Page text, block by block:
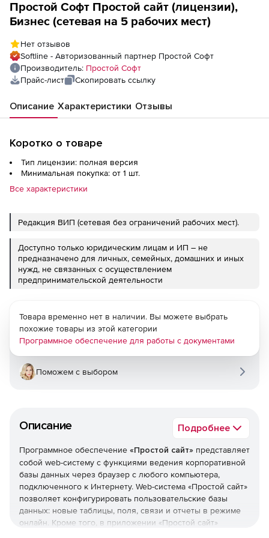
Простой Софт Простой сайт (лицензии),
Бизнес (сетевая на 5 рабочих мест)
Нет отзывов
Softline - Авторизованный партнер Простой Софт
Производитель: Простой Софт
Прайс-лист
Скопировать ссылку
Описание Характеристики Отзывы
Коротко о товаре
Тип лицензии: полная версия
Минимальная покупка: от 1 шт.
Все характеристики
Редакция ВИП (сетевая без ограничений рабочих мест).
Доступно только юридическим лицам и ИП – не
предназначено для личных, семейных, домашних и иных
нужд, не связанных с осуществлением
предпринимательской деятельности
Описание Подробнее
Программное обеспечение «Простой сайт» представляет
собой web-систему с функциями ведения корпоративной
базы данных через браузер с любого компьютера,
подключенного к Интернету. Web-система «Простой сайт»
позволяет конфигурировать пользовательские базы
данных: новые таблицы, поля, связи и отчеты в режиме
онлайн. Кроме того, в приложении «Простой сайт»
Товара временно нет в наличии. Вы можете выбрать
похожие товары из этой категории
Программное обеспечение для работы с документами
Поможем с выбором